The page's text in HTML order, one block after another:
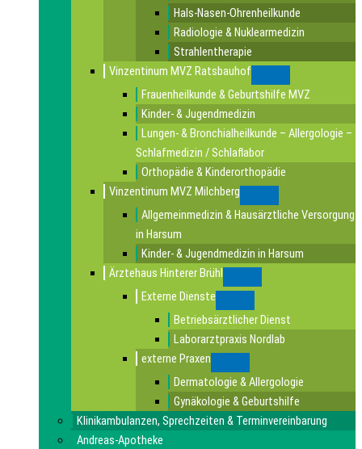
Hals-Nasen-Ohrenheilkunde
Radiologie & Nuklearmedizin
Strahlentherapie
Vinzentinum MVZ Ratsbauhof
Frauenheilkunde & Geburtshilfe MVZ
Kinder- & Jugendmedizin
Lungen- & Bronchialheilkunde – Allergologie –
Schlafmedizin / Schlaflabor
Orthopädie & Kinderorthopädie
Vinzentinum MVZ Milchberg
Allgemeinmedizin & Hausärztliche Versorgung
in Harsum
Kinder- & Jugendmedizin in Harsum
Ärztehaus Hinterer Brühl
Externe Dienste
Betriebsärztlicher Dienst
Laborarztpraxis Nordlab
externe Praxen
Dermatologie & Allergologie
Gynäkologie & Geburtshilfe
Klinikambulanzen, Sprechzeiten & Terminvereinbarung
Andreas-Apotheke